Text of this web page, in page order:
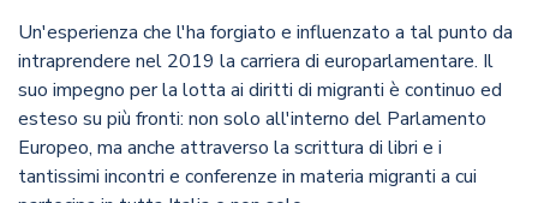
Un'esperienza che l'ha forgiato e influenzato a tal punto da
intraprendere nel 2019 la carriera di europarlamentare. Il
suo impegno per la lotta ai diritti di migranti è continuo ed
esteso su più fronti: non solo all'interno del Parlamento
Europeo, ma anche attraverso la scrittura di libri e i
tantissimi incontri e conferenze in materia migranti a cui